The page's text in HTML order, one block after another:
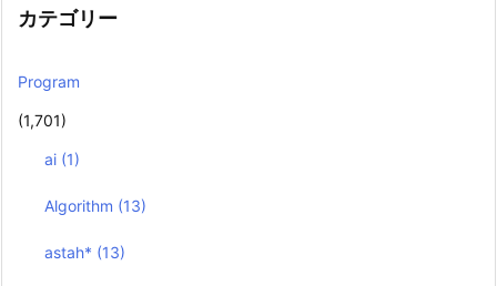
カテゴリー
Program
(1,701)
ai (1)
Algorithm (13)
astah* (13)